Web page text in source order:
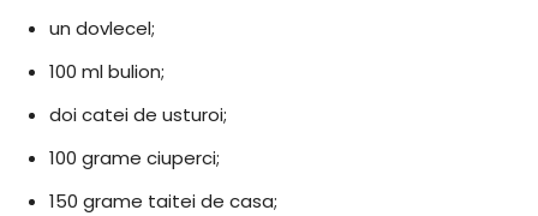
un dovlecel;
100 ml bulion;
doi catei de usturoi;
100 grame ciuperci;
150 grame taitei de casa;